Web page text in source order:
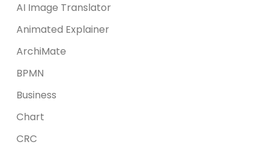
AI Image Translator
Animated Explainer
ArchiMate
BPMN
Business
Chart
CRC